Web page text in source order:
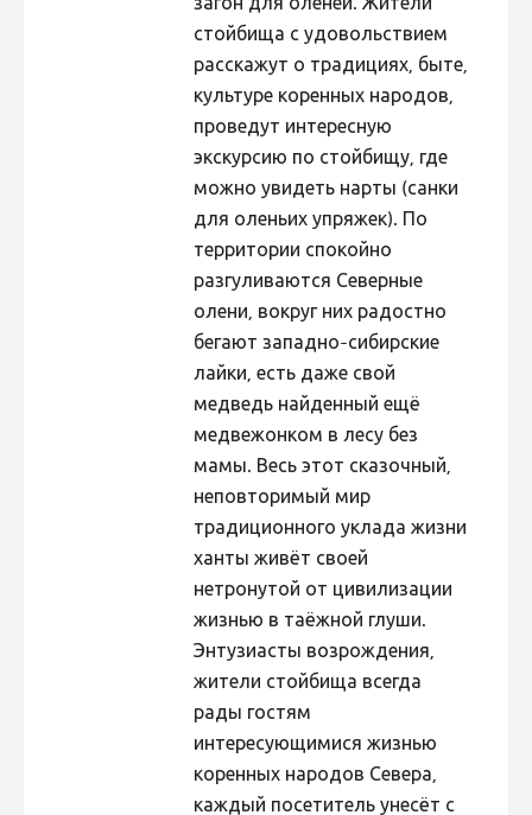
Hiite kuvavõistlus 2011
Hiite kuvavõistlus 2009
Hiite kuvavõistlus 2008
загон для оленей. Жители
стойбища с удовольствием
расскажут о традициях, быте,
культуре коренных народов,
проведут интересную
экскурсию по стойбищу, где
можно увидеть нарты (санки
для оленьих упряжек). По
территории спокойно
разгуливаются Северные
олени, вокруг них радостно
бегают западно-сибирские
лайки, есть даже свой
медведь найденный ещё
медвежонком в лесу без
мамы. Весь этот сказочный,
неповторимый мир
традиционного уклада жизни
ханты живёт своей
нетронутой от цивилизации
жизнью в таёжной глуши.
Энтузиасты возрождения,
жители стойбища всегда
рады гостям
интересующимися жизнью
коренных народов Севера,
каждый посетитель унесёт с